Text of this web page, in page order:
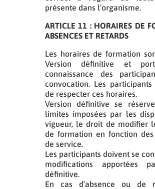
présente dans l’organisme.
ARTICLE 11 : HORAIRES DE
ABSENCES ET RETARDS
Les horaires de formation
Version définitive et
connaissance des
convocation. Les participants
de respecter ces horaires.
Version définitive se
limites imposées par les
vigueur, le droit de modifier
de formation en fonction des
de service.
Les participants doivent se
modifications apportées
définitive.
En cas d’absence ou de